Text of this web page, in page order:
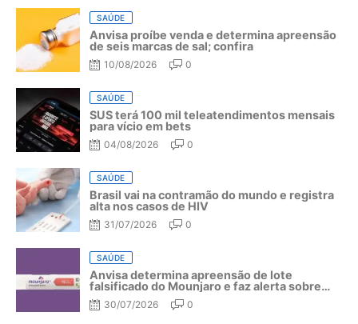
SAÚDE
Anvisa proíbe venda e determina apreensão
de seis marcas de sal; confira
10/08/2026 0
SAÚDE
SUS terá 100 mil teleatendimentos mensais
para vício em bets
04/08/2026 0
SAÚDE
Brasil vai na contramão do mundo e registra
alta nos casos de HIV
31/07/2026 0
SAÚDE
Anvisa determina apreensão de lote
falsificado do Mounjaro e faz alerta sobre
riscos do medicamento
30/07/2026 0